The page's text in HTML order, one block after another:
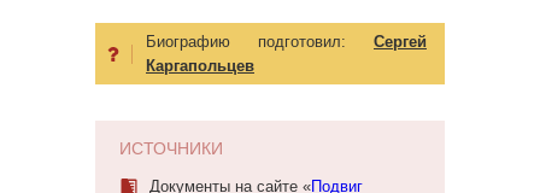
Биографию подготовил: Сергей
Каргапольцев
ИСТОЧНИКИ
Документы на сайте «Подвиг